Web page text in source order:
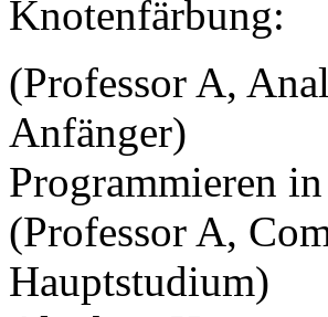
Knotenfärbung:
(Professor A,
Programmieren
(Professor A,